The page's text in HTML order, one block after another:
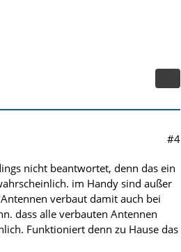
#4
nicht beantwortet, denn das ein
im Handy sind außer
verbaut damit auch bei
dass alle verbauten Antennen
Funktioniert denn zu Hause das